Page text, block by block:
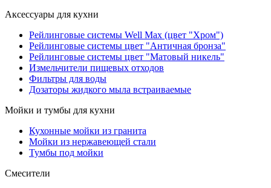
Аксессуары для кухни
Рейлинговые системы Well Max (цвет "Хром")
Рейлинговые системы цвет "Античная бронза"
Рейлинговые системы цвет "Матовый никель"
Измельчители пищевых отходов
Фильтры для воды
Дозаторы жидкого мыла встраиваемые
Мойки и тумбы для кухни
Кухонные мойки из гранита
Мойки из нержавеющей стали
Тумбы под мойки
Смесители